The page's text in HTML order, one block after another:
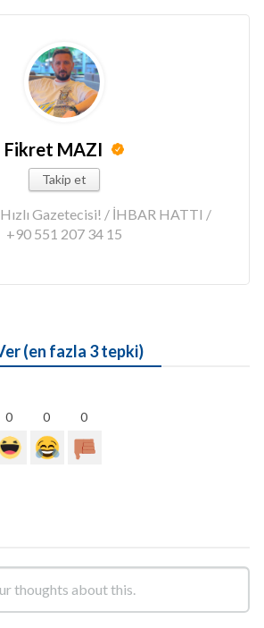
Fikret MAZI
Takip et
Hızlı Gazetecisi! / İHBAR HATTI /
+90 551 207 34 15
(en fazla 3 tepki)
0 0 0